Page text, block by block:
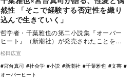
然性 「そこで経験する否定性を織り
込んで生きていく」
哲学者・千葉雅也の第二小説集『オーバー
ヒート』（新潮社）が発売されたことを記
念して、社会学者・宮台真司とのトークイ
ベント「個とし…
松田広宣
宮台真司
社会学 小説 新潮社 千葉雅也
文芸
オーバーヒート